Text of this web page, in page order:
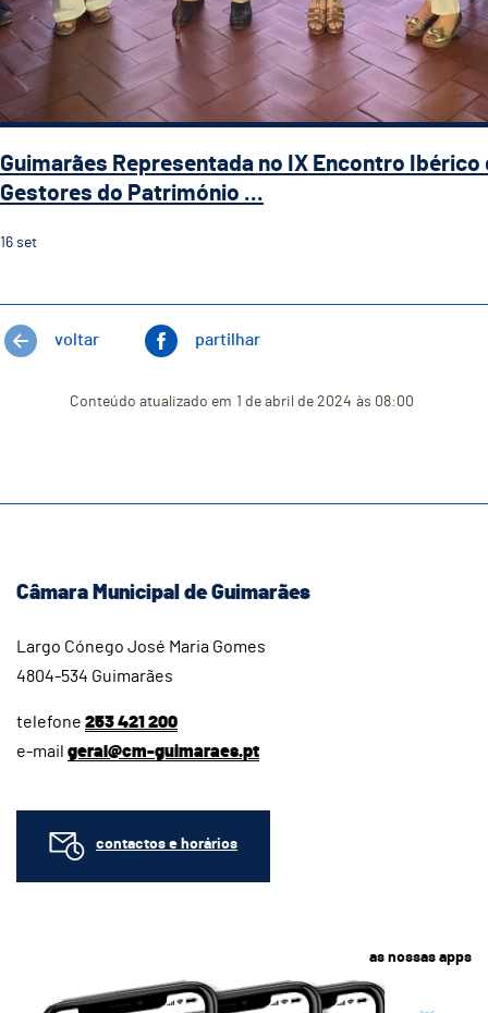
Guimarães Representada no IX Encontro Ibérico
Gestores do Património ...
16 set
voltar partilhar
Conteúdo atualizado em 1 de abril de 2024 às 08:00
Câmara Municipal de Guimarães
Largo Cónego José Maria Gomes
4804-534 Guimarães
telefone 253 421 200
e-mail geral@cm-guimaraes.pt
contactos e horários
as nossas apps